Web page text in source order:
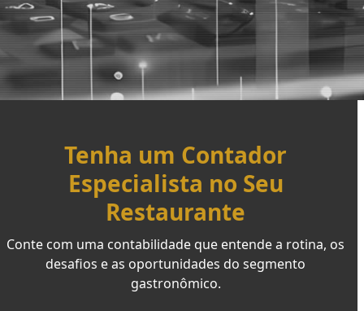
Tenha um Contador
Especialista no Seu
Restaurante
Conte com uma contabilidade que entende a rotina, os
desafios e as oportunidades do segmento
gastronômico.